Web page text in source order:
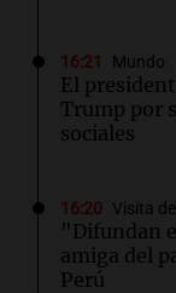
16:21 Mundo
El
Trump por
sociales
16:20 Visita
"Difundan
amiga del
Perú